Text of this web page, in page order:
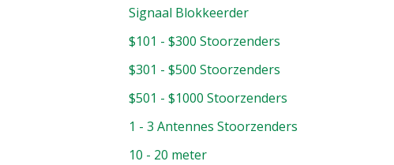
Signaal Blokkeerder
$101 - $300 Stoorzenders
$301 - $500 Stoorzenders
$501 - $1000 Stoorzenders
1 - 3 Antennes Stoorzenders
10 - 20 meter